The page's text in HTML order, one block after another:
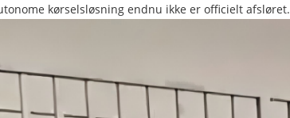
kørselsløsning endnu ikke er officielt afsløret.